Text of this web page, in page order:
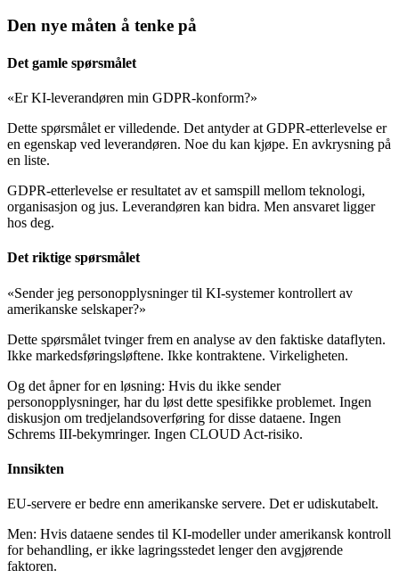
Den nye måten å tenke på
Det gamle spørsmålet
«Er KI-leverandøren min GDPR-konform?»
Dette spørsmålet er villedende. Det antyder at GDPR-etterlevelse er
en egenskap ved leverandøren. Noe du kan kjøpe. En avkrysning på
en liste.
GDPR-etterlevelse er resultatet av et samspill mellom teknologi,
organisasjon og jus. Leverandøren kan bidra. Men ansvaret ligger
hos deg.
Det riktige spørsmålet
«Sender jeg personopplysninger til KI-systemer kontrollert av
amerikanske selskaper?»
Dette spørsmålet tvinger frem en analyse av den faktiske dataflyten.
Ikke markedsføringsløftene. Ikke kontraktene. Virkeligheten.
Og det åpner for en løsning: Hvis du ikke sender
personopplysninger, har du løst dette spesifikke problemet. Ingen
diskusjon om tredjelandsoverføring for disse dataene. Ingen
Schrems III-bekymringer. Ingen CLOUD Act-risiko.
Innsikten
EU-servere er bedre enn amerikanske servere. Det er udiskutabelt.
Men: Hvis dataene sendes til KI-modeller under amerikansk kontroll
for behandling, er ikke lagringsstedet lenger den avgjørende
faktoren.